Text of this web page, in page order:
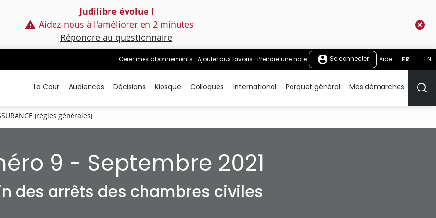
Judilibre évolue !
Aidez-nous à l'améliorer en 2 minutes
Répondre au questionnaire
Gérer mes abonnements Ajouter aux favoris Prendre une note Se connecter Aide FR EN
La Cour Audiences Décisions Kiosque Colloques International Parquet général Mes démarches
(règles générales)
9 - Septembre 2021
des arrêts des chambres civiles